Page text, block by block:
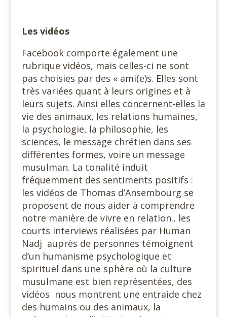
Les vidéos
Facebook comporte également une
rubrique vidéos, mais celles-ci ne sont
pas choisies par des « ami(e)s. Elles sont
très variées quant à leurs origines et à
leurs sujets. Ainsi elles concernent-elles la
vie des animaux, les relations humaines,
la psychologie, la philosophie, les
sciences, le message chrétien dans ses
différentes formes, voire un message
musulman. La tonalité induit
fréquemment des sentiments positifs :
les vidéos de Thomas d’Ansembourg se
proposent de nous aider à comprendre
notre manière de vivre en relation., les
courts interviews réalisées par Human
Nadj auprès de personnes témoignent
d’un humanisme psychologique et
spirituel dans une sphère où la culture
musulmane est bien représentées, des
vidéos nous montrent une entraide chez
des humains ou des animaux, la